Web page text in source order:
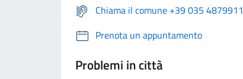
Chiama il comune +39 035 4879911
Prenota un appuntamento
Problemi in città